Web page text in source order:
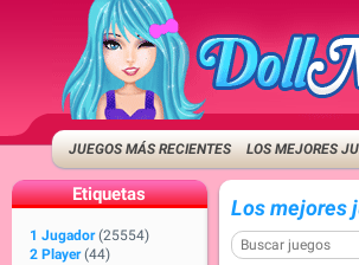
JUEGOS MÁS RECIENTES LOS MEJORES
Etiquetas
1 Jugador (25554)
2 Player (44)
Los mejores